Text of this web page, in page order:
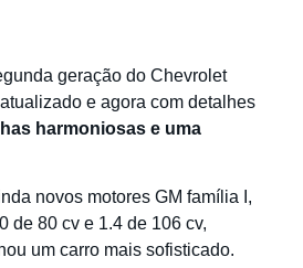
geração do Chevrolet
e agora com detalhes
harmoniosas e uma
novos motores GM família I,
de 80 cv e 1.4 de 106 cv,
um carro mais sofisticado.